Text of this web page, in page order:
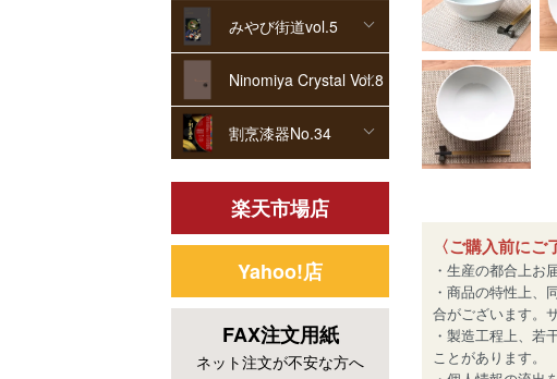
みやび街道vol.5
Ninomiya Crystal Vol.8
割烹漆器No.34
楽天市場店
Yahoo!店
FAX注文用紙
ネット注文が不安な方へ
〈ご購入前にご
・生産の都合上お
・商品の特性上、
合がございます。
・製造工程上、若
ことがあります。